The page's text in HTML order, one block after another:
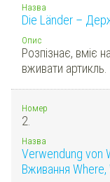
Назва
Die Länder –
Опис
Розпізнає, вміє
вживати артикль.
Номер
2.
Назва
Verwendung von
Вживання Where,